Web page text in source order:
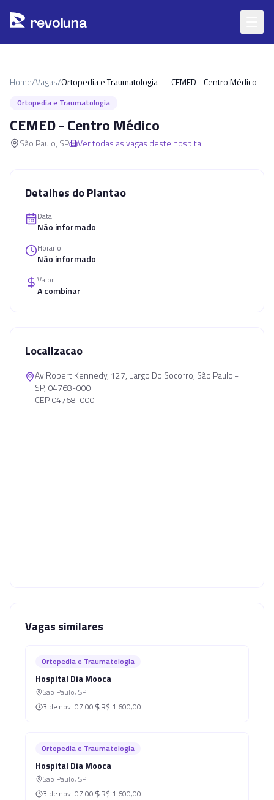
revoluna
Home/Vagas/Ortopedia e Traumatologia — CEMED - Centro Médico
Ortopedia e Traumatologia
CEMED - Centro Médico
São Paulo, SP Ver todas as vagas deste hospital
Detalhes do Plantao
Data
Não informado
Horario
Não informado
Valor
A combinar
Localizacao
Av Robert Kennedy, 127, Largo Do Socorro, São Paulo -
SP, 04768-000
CEP 04768-000
Vagas similares
Ortopedia e Traumatologia
Hospital Dia Mooca
São Paulo, SP
3 de nov. 07:00 R$ 1.600,00
Ortopedia e Traumatologia
Hospital Dia Mooca
São Paulo, SP
3 de nov. 07:00 R$ 1.600,00